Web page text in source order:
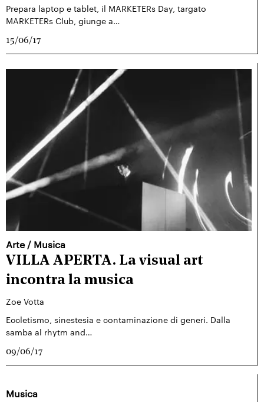
Prepara laptop e tablet, il MARKETERs Day, targato
MARKETERs Club, giunge a…
15/06/17
Arte/ Musica
VILLA APERTA. La visual art
incontra la musica
Zoe Votta
Eccletismo, sinestesia e contaminazione di generi. Dalla
samba al rhytm and…
09/06/17
Musica